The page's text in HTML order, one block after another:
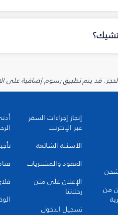
من
إنجاز إجراءات السفر
عبر الإنترنت
الأسئلة الشائعة
العقود والمشتريات
الإعلان على متن
رحلاتنا
تسجيل الدخول